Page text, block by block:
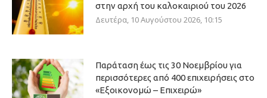
στην αρχή του καλοκαιριού του 2026
Δευτέρα, 10 Αυγούστου 2026, 10:15
Παράταση έως τις 30 Νοεμβρίου για
περισσότερες από 400 επιχειρήσεις στο
«Εξοικονομώ – Επιχειρώ»